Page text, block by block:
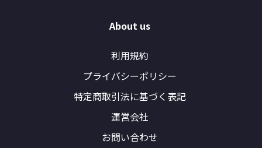
About us
利用規約
プライバシーポリシー
特定商取引法に基づく表記
運営会社
お問い合わせ